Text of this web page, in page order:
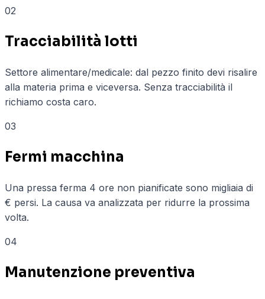
02
Tracciabilità lotti
Settore alimentare/medicale: dal pezzo finito devi risalire
alla materia prima e viceversa. Senza tracciabilità il
richiamo costa caro.
03
Fermi macchina
Una pressa ferma 4 ore non pianificate sono migliaia di
€ persi. La causa va analizzata per ridurre la prossima
volta.
04
Manutenzione preventiva